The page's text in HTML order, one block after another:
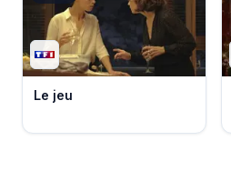
Le jeu